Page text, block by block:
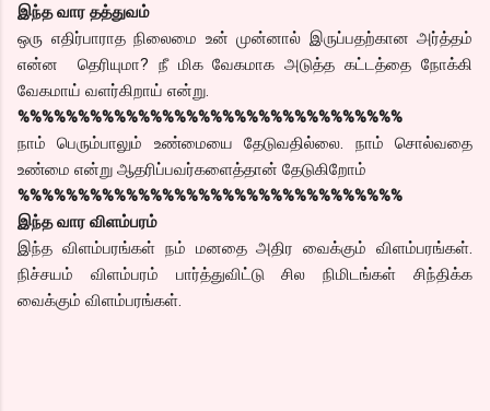
இந்த வார தத்துவம்
ஒரு எதிர்பாராத நிலைமை உன் முன்னால் இருப்பதற்கான அர்த்தம்
என்ன தெரியுமா? நீ மிக வேகமாக அடுத்த கட்டத்தை நோக்கி
வேகமாய் வளர்கிறாய் என்று.
%%%%%%%%%%%%%%%%%%%%%%%%%%%%%%%%
நாம் பெரும்பாலும் உண்மையை தேடுவதில்லை. நாம் சொல்வதை
உண்மை என்று ஆதரிப்பவர்களைத்தான் தேடுகிறோம்
%%%%%%%%%%%%%%%%%%%%%%%%%%%%%%%%
இந்த வார விளம்பரம்
இந்த விளம்பரங்கள் நம் மனதை அதிர வைக்கும் விளம்பரங்கள்.
நிச்சயம் விளம்பரம் பார்த்துவிட்டு சில நிமிடங்கள் சிந்திக்க
வைக்கும் விளம்பரங்கள்.